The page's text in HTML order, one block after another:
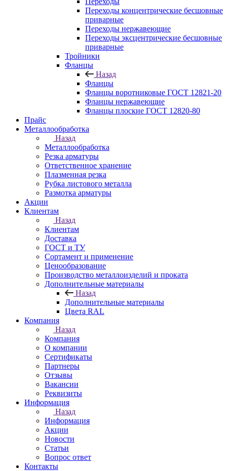
Переходы концентрические бесшовные
приварные
Переходы нержавеющие
Переходы эксцентрические бесшовные
приварные
Тройники
Фланцы
Назад
Фланцы
Фланцы воротниковые ГОСТ 12821-20
Фланцы нержавеющие
Фланцы плоские ГОСТ 12820-80
Прайс
Металлообработка
Назад
Металлообработка
Резка арматуры
Ответственное хранение
Плазменная резка
Рубка листового металла
Размотка арматуры
Акции
Клиентам
Назад
Клиентам
Доставка
ГОСТ и ТУ
Сортамент и применение
Ценообразование
Производство металлоизделий и проката
Дополнительные материалы
Назад
Дополнительные материалы
Цвета RAL
Компания
Назад
Компания
О компании
Сертификаты
Партнеры
Отзывы
Вакансии
Реквизиты
Информация
Назад
Информация
Акции
Новости
Статьи
Вопрос ответ
Контакты